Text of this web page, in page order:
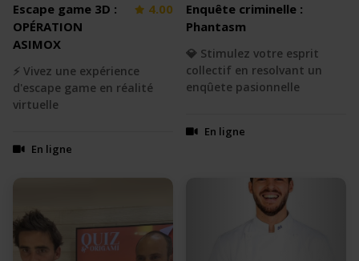
Escape game 3D :
OPÉRATION
ASIMOX
4.00
⚡️ Vivez une expérience
d'escape game en réalité
virtuelle
En ligne
Enquête criminelle :
Phantasm
💎 Stimulez votre esprit
collectif en resolvant un
enqûete pasionnelle
En ligne